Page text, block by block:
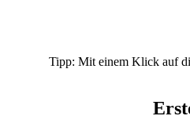
Tipp: Mit einem Klick auf